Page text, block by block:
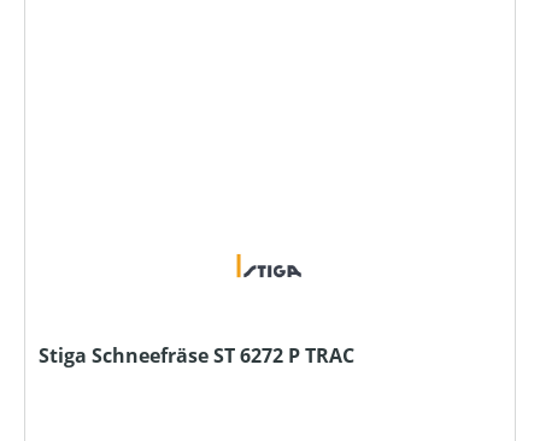
Stiga Schneefräse ST 6272 P TRAC